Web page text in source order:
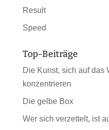
Result
Speed
Top-Beiträge
Die Kunst, sich auf das
konzentrieren
Die gelbe Box
Wer sich verzettelt, ist